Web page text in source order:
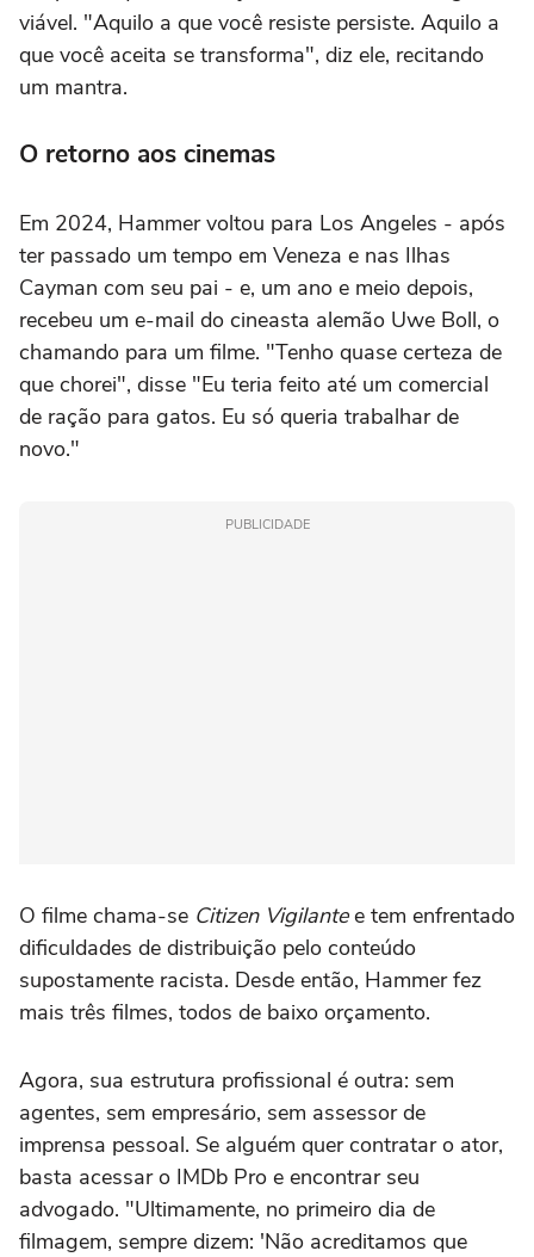
viável. "Aquilo a que você resiste persiste. Aquilo a
que você aceita se transforma", diz ele, recitando
um mantra.
O retorno aos cinemas
Em 2024, Hammer voltou para Los Angeles - após
ter passado um tempo em Veneza e nas Ilhas
Cayman com seu pai - e, um ano e meio depois,
recebeu um e-mail do cineasta alemão Uwe Boll, o
chamando para um filme. "Tenho quase certeza de
que chorei", disse "Eu teria feito até um comercial
de ração para gatos. Eu só queria trabalhar de
novo."
PUBLICIDADE
O filme chama-se Citizen Vigilantee tem enfrentado
dificuldades de distribuição pelo conteúdo
supostamente racista. Desde então, Hammer fez
mais três filmes, todos de baixo orçamento.
Agora, sua estrutura profissional é outra: sem
agentes, sem empresário, sem assessor de
imprensa pessoal. Se alguém quer contratar o ator,
basta acessar o IMDb Pro e encontrar seu
advogado. "Ultimamente, no primeiro dia de
filmagem, sempre dizem: 'Não acreditamos que